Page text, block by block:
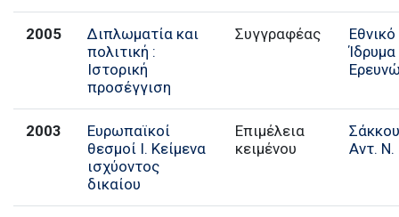
2005
Διπλωματία και
πολιτική :
Ιστορική
προσέγγιση
Συγγραφέας
Εθνικό
Ίδρυμα
2003
Ευρωπαϊκοί
θεσμοί Ι. Κείμενα
ισχύοντος
δικαίου
Επιμέλεια
κειμένου
Αντ. Ν.